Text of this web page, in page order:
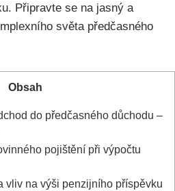
Připravte se na jasný a
světa předčasného
Obsah
do předčasného důchodu –
pojištění při výpočtu
vliv na výši penzijního příspěvku